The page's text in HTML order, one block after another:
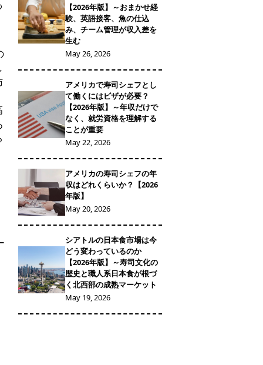
【2026年版】～おまかせ経
験、英語接客、魚の仕込
み、チーム管理が収入差を
生む
May 26, 2026
アメリカで寿司シェフとし
て働くにはビザが必要？
【2026年版】～年収だけで
なく、就労資格を理解する
ことが重要
May 22, 2026
アメリカの寿司シェフの年
収はどれくらいか？【2026
年版】
May 20, 2026
シアトルの日本食市場は今
どう変わっているのか
【2026年版】～寿司文化の
歴史と職人系日本食が根づ
く北西部の成熟マーケット
May 19, 2026